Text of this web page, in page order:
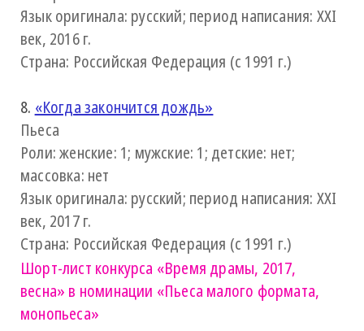
Язык оригинала: русский; период написания: XXI
век, 2016 г.
Страна: Российская Федерация (с 1991 г.)
8. «Когда закончится дождь»
Пьеса
Роли: женские: 1; мужские: 1; детские: нет;
массовка: нет
Язык оригинала: русский; период написания: XXI
век, 2017 г.
Страна: Российская Федерация (с 1991 г.)
Шорт-лист конкурса «Время драмы, 2017,
весна» в номинации «Пьеса малого формата,
монопьеса»